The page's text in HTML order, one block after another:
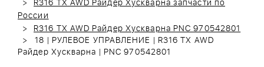
R316 TX AWD Райдер Хускварна запчасти по
России
R316 TX AWD Райдер Хускварна PNC 970542801
18 | РУЛЕВОЕ УПРАВЛЕНИЕ | R316 TX AWD
Райдер Хускварна | PNC 970542801